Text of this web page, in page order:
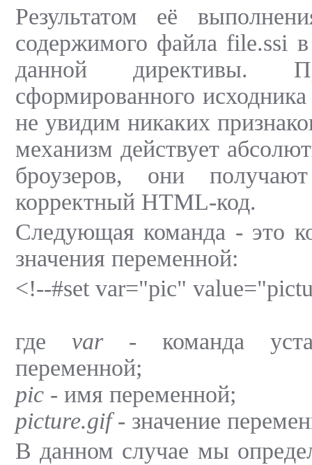
Результатом её
содержимого файла file.ssi
данной директивы.
сформированного
не увидим никаких
механизм действует
броузеров, они
корректный HTML-код.
Следующая команда - это
значения переменной:
<!--#set var="pic"
где var- команда
переменной;
pic - имя переменной;
picture.gif- значение
В данном случае мы